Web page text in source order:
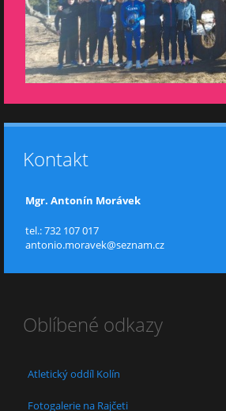
Kontakt
Mgr. Antonín Morávek
tel.: 732 107 017
antonio.moravek@seznam.cz
Oblíbené odkazy
Atletický oddíl Kolín
Fotogalerie na Rajčeti